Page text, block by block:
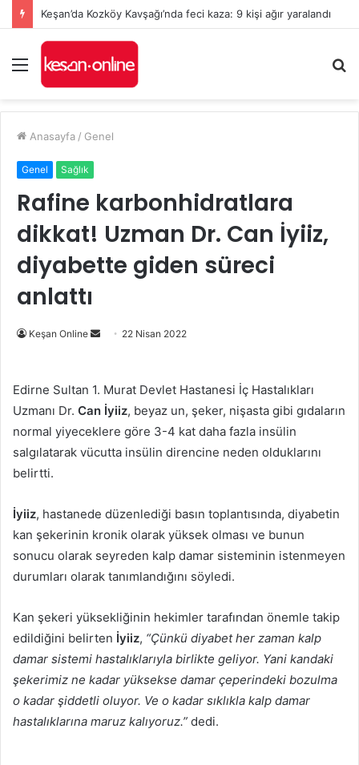
Keşan’da Kozköy Kavşağı’nda feci kaza: 9 kişi ağır yaralandı
Menü
...
Anasayfa / Genel
Genel Sağlık
Rafine karbonhidratlara
dikkat! Uzman Dr. Can İyiiz,
diyabette giden süreci
anlattı
Keşan Online
Bir
göndermek
22 Nisan 2022
Edirne Sultan 1. Murat Devlet Hastanesi İç Hastalıkları
Uzmanı Dr. Can İyiiz, beyaz un, şeker, nişasta gibi gıdaların
normal yiyeceklere göre 3-4 kat daha fazla insülin
salgılatarak vücutta insülin direncine neden olduklarını
belirtti.
İyiiz, hastanede düzenlediği basın toplantısında, diyabetin
kan şekerinin kronik olarak yüksek olması ve bunun
sonucu olarak seyreden kalp damar sisteminin istenmeyen
durumları olarak tanımlandığını söyledi.
Kan şekeri yüksekliğinin hekimler tarafından önemle takip
edildiğini belirten İyiiz, “Çünkü diyabet her zaman kalp
damar sistemi hastalıklarıyla birlikte geliyor. Yani kandaki
şekerimiz ne kadar yüksekse damar çeperindeki bozulma
o kadar şiddetli oluyor. Ve o kadar sıklıkla kalp damar
hastalıklarına maruz kalıyoruz.” dedi.